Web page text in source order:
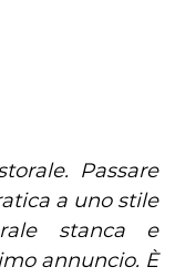
Passare
a uno stile
stanca e
annuncio. È